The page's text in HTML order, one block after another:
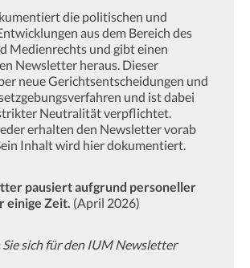
die politischen und
aus dem Bereich des
Medienrechts und gibt einen
Newsletter heraus. Dieser
neue Gerichtsentscheidungen und
und ist dabei
Neutralität verpflichtet.
erhalten den Newsletter vorab
Inhalt wird hier dokumentiert.
pausiert aufgrund personeller
einige Zeit. (April 2026)
sich für den IUM Newsletter